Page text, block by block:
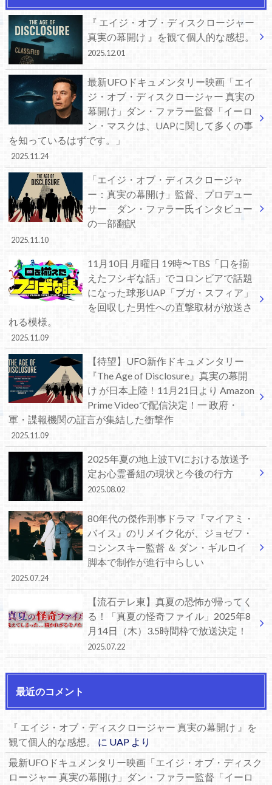
『 エイジ・オブ・ディスクロージャー
真実の幕開け 』を観て個人的な感想。
2025.12.01
最新UFOドキュメンタリー映画「エイ
ジ・オブ・ディスクロージャー 真実の
幕開け」ダン・ファラー監督「イーロ
ン・マスクは、UAPに関して多くの事
を知っているはずです。」
2025.11.24
「エイジ・オブ・ディスクロージャ
ー：真実の幕開け」監督、プロデュー
サー ダン・ファラー氏インタビュー
の一部翻訳
2025.11.10
11月10日 月曜日 19時〜TBS「口を揃
えたフシギな話」でコロンビアで話題
になった球形UAP「ブガ・スフィア」
を回収した男性への直撃取材が放送さ
れる模様。
2025.11.09
【待望】UFO新作ドキュメンタリー
『The Age of Disclosure』真実の幕開
け が日本上陸！11月21日より Amazon
Prime Videoで配信決定！一 政府・
軍・諜報機関の証言が集結した衝撃作
2025.11.09
2025年夏の地上波TVにおける放送予
定お心霊番組の現状と今後の行方
2025.08.02
80年代の傑作刑事ドラマ『マイアミ・
バイス』のリメイク化が、ジョゼフ・
コシンスキー監督 ＆ ダン・ギルロイ
脚本で制作が進行中らしい
2025.07.24
【流石テレ東】真夏の恐怖が帰ってく
る！「真夏の怪奇ファイル」2025年8
月14日（木）3.5時間枠で放送決定！
2025.07.22
最近のコメント
『 エイジ・オブ・ディスクロージャー 真実の幕開け 』を
観て個人的な感想。
に UAPより
最新UFOドキュメンタリー映画「エイジ・オブ・ディスク
ロージャー 真実の幕開け」ダン・ファラー監督「イーロ